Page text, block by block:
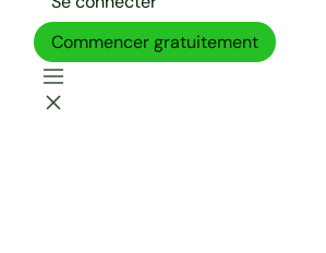
Commencer gratuitement